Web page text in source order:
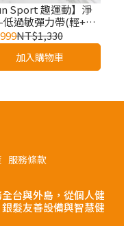
Sport 趣運動】淨
過敏彈力帶(輕+中
道) (Latex-Free
band)阻力帶/彈
NT$1,330
加入購物車
服務條款
台與外島，從個人健
髮友善設備與智慧健